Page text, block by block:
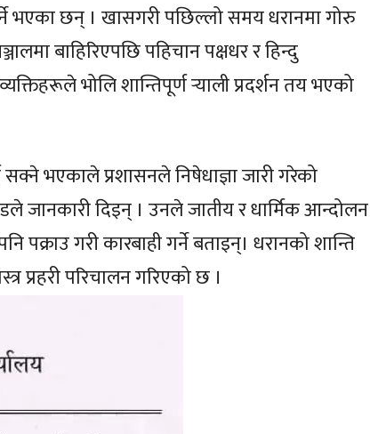
भएका छन् । खासगरी पछिल्लो समय धरानमा गोरु
बाहिरिएपछि पहिचान पक्षधर र हिन्दु
भोलि शान्तिपूर्ण र्‍याली प्रदर्शन तय भएको
सक्ने भएकाले प्रशासनले निषेधाज्ञा जारी गरेको
जानकारी दिइन् । उनले जातीय र धार्मिक आन्दोलन
गरी कारबाही गर्ने बताइन्। धरानको शान्ति
प्रहरी परिचालन गरिएको छ ।